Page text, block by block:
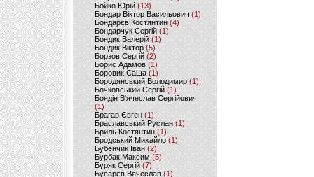
Бойко Юрій (13)
Бондар Віктор Васильович (1)
Бондарєв Костянтин (4)
Бондарчук Сергій(1)
Бондик Валерій (1)
Бондик Віктор(5)
Борзов Сергiй (2)
Борис Адамов(1)
Боровик Саша (1)
Бородянський Володимир (1)
Бочковський Сергій (1)
Боядін В'ячеслав Сергійович
(1)
Брагар Євген (1)
Браславський Руслан (1)
Бриль Костянтин (1)
Бродський Михайло (1)
Бубенчик Іван(2)
Бурбак Максим (5)
Буряк Сергій (7)
Бусарєв Вячеслав (1)